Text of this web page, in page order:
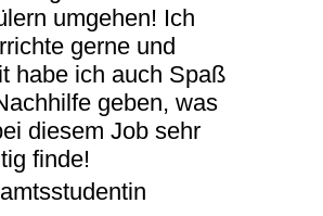
umgehen! Ich
gerne und
habe ich auch Spaß
geben, was
diesem Job sehr
finde!